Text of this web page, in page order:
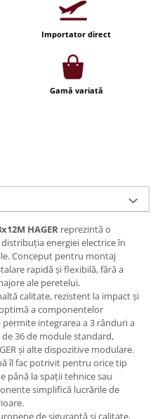
Importator direct
Gamă variată
HAGER reprezintă o
energiei electrice în
Conceput pentru montaj
rapidă și flexibilă, fără a
ale peretelui.
calitate, rezistent la impact și
a componentelor
integrarea a 3 rânduri a
36 de module standard,
și alte dispozitive modulare.
îl fac potrivit pentru orice tip
până la spații tehnice sau
simplifică lucrările de
de siguranță și calitate,